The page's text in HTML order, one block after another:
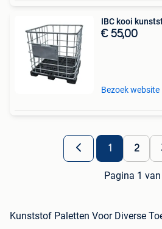
IBC kooi
€ 55,00
Bezoek website
1 2
Pagina 1
Kunststof Paletten Voor Diverse